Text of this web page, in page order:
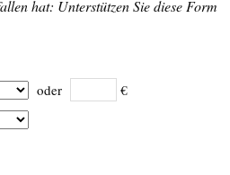
hat: Unterstützen Sie diese Form
oder €